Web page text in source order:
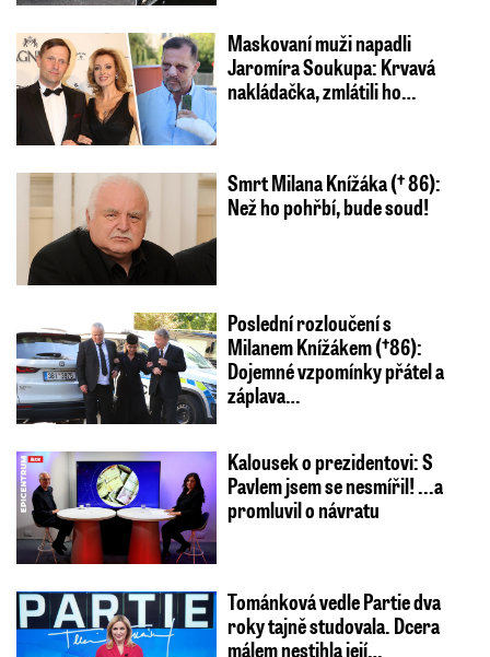
Maskovaní muži napadli
Jaromíra Soukupa: Krvavá
nakládačka, zmlátili ho…
Smrt Milana Knížáka († 86):
Než ho pohřbí, bude soud!
Poslední rozloučení s
Milanem Knížákem (†86):
Dojemné vzpomínky přátel a
záplava…
Kalousek o prezidentovi: S
Pavlem jsem se nesmířil! ...a
promluvil o návratu
Tománková vedle Partie dva
roky tajně studovala. Dcera
málem nestihla její…